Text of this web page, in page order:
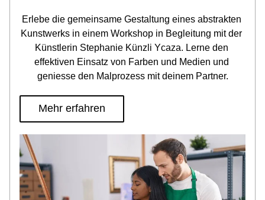
Erlebe die gemeinsame Gestaltung eines abstrakten
Kunstwerks in einem Workshop in Begleitung mit der
Künstlerin Stephanie Künzli Ycaza. Lerne den
effektiven Einsatz von Farben und Medien und
geniesse den Malprozess mit deinem Partner.
Mehr erfahren